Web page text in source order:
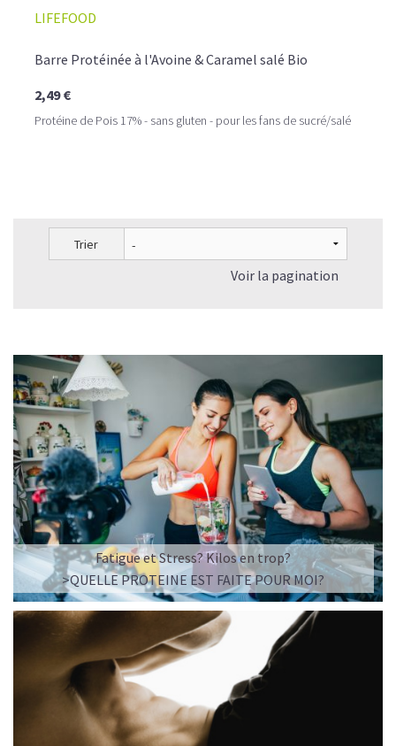
LIFEFOOD
Barre Protéinée à l'Avoine & Caramel salé Bio
2,49 €
Protéine de Pois 17% - sans gluten - pour les fans de sucré/salé
Trier
Voir la pagination
Fatigue et Stress? Kilos en trop?
>QUELLE PROTEINE EST FAITE POUR MOI?